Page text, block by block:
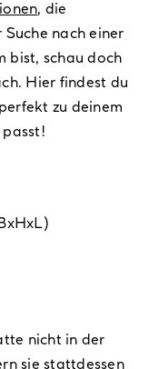
, die
nach einer
bist, schau doch
Hier findest du
zu deinem
nicht in der
sie stattdessen